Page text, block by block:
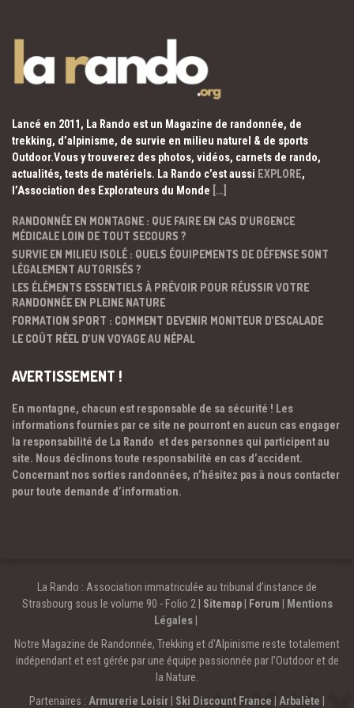
Lancé en 2011, La Rando est un Magazine de randonnée, de
trekking, d’alpinisme, de survie en milieu naturel & de sports
Outdoor.Vous y trouverez des photos, vidéos, carnets de rando,
actualités, tests de matériels. La Rando c’est aussi EXPLORE,
l’Association des Explorateurs du Monde […]
RANDONNÉE EN MONTAGNE : QUE FAIRE EN CAS D’URGENCE
MÉDICALE LOIN DE TOUT SECOURS ?
SURVIE EN MILIEU ISOLÉ : QUELS ÉQUIPEMENTS DE DÉFENSE SONT
LÉGALEMENT AUTORISÉS ?
LES ÉLÉMENTS ESSENTIELS À PRÉVOIR POUR RÉUSSIR VOTRE
RANDONNÉE EN PLEINE NATURE
FORMATION SPORT : COMMENT DEVENIR MONITEUR D’ESCALADE
LE COÛT RÉEL D’UN VOYAGE AU NÉPAL
AVERTISSEMENT !
En montagne, chacun est responsable de sa sécurité ! Les
informations fournies par ce site ne pourront en aucun cas engager
la responsabilité de La Rando et des personnes qui participent au
site. Nous déclinons toute responsabilité en cas d’accident.
Concernant nos sorties randonnées, n’hésitez pas à nous contacter
pour toute demande d’information.
La Rando : Association immatriculée au tribunal d’instance de
Strasbourg sous le volume 90 - Folio 2 | Sitemap| Forum
Mentions
Légales
Notre Magazine de Randonnée, Trekking et d'Alpinisme reste totalement
indépendant et est gérée par une équipe passionnée par l’Outdoor et de
la Nature.
Partenaires : Armurerie Loisir Ski Discount France Arbalète